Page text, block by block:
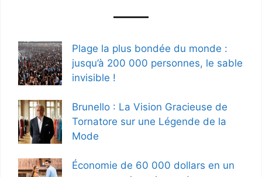
Plage la plus bondée du monde :
jusqu’à 200 000 personnes, le sable
invisible !
Brunello : La Vision Gracieuse de
Tornatore sur une Légende de la
Mode
Économie de 60 000 dollars en un